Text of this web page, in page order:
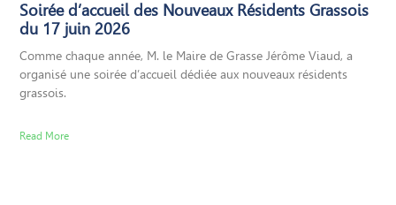
Soirée d’accueil des Nouveaux Résidents Grassois
du 17 juin 2026
Comme chaque année, M. le Maire de Grasse Jérôme Viaud, a
organisé une soirée d’accueil dédiée aux nouveaux résidents
grassois.
Read More